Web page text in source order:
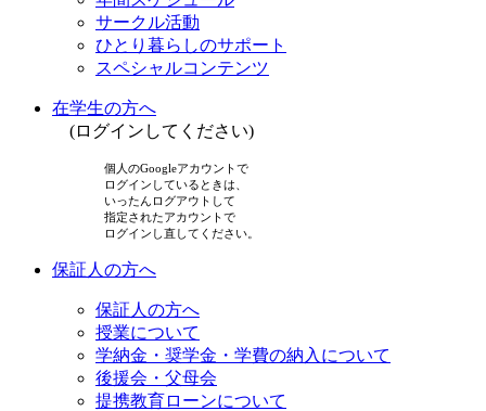
サークル活動
ひとり暮らしのサポート
スペシャルコンテンツ
在学生の方へ
(ログインしてください)
個人のGoogleアカウントで
ログインしているときは、
いったんログアウトして
指定されたアカウントで
ログインし直してください。
保証人の方へ
保証人の方へ
授業について
学納金・奨学金・学費の納入について
後援会・父母会
提携教育ローンについて